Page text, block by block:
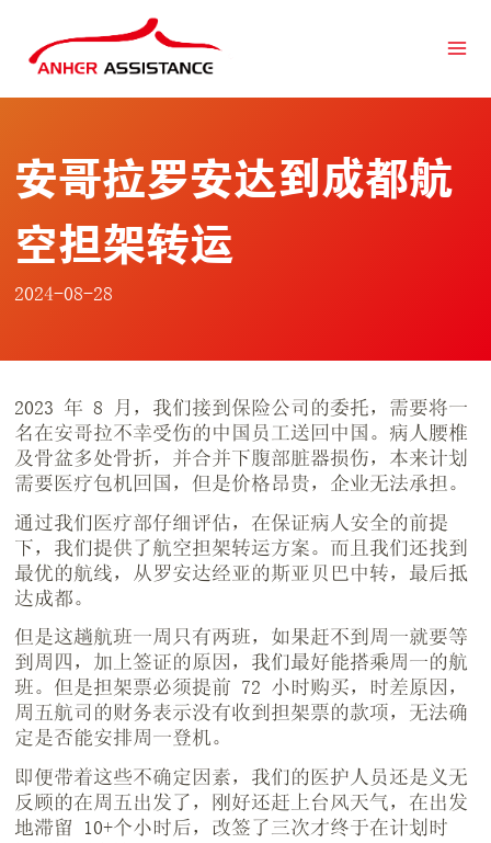
安哥拉罗安达到成都航
空担架转运
2024-08-28
2023 年 8 月，我们接到保险公司的委托，需要将一
名在安哥拉不幸受伤的中国员工送回中国。病人腰椎
及骨盆多处骨折，并合并下腹部脏器损伤，本来计划
需要医疗包机回国，但是价格昂贵，企业无法承担。
通过我们医疗部仔细评估，在保证病人安全的前提
下，我们提供了航空担架转运方案。而且我们还找到
最优的航线，从罗安达经亚的斯亚贝巴中转，最后抵
达成都。
但是这趟航班一周只有两班，如果赶不到周一就要等
到周四，加上签证的原因，我们最好能搭乘周一的航
班。但是担架票必须提前 72 小时购买，时差原因，
周五航司的财务表示没有收到担架票的款项，无法确
定是否能安排周一登机。
即便带着这些不确定因素，我们的医护人员还是义无
反顾的在周五出发了，刚好还赶上台风天气，在出发
地滞留 10+个小时后，改签了三次才终于在计划时